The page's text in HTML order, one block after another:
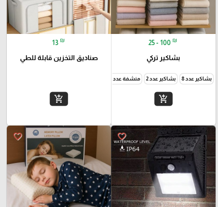
25 - 100 ₪
بشاكير تركي
بشاكير عدد 8 بشاكير عدد 2 منشفة عدد 1
add_shopping_cart
13 ₪
صناديق التخزين قابلة للطي
add_shopping_cart
favorite_border
favorite_border